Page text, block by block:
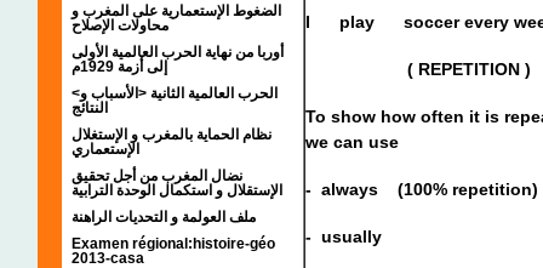
الضغوط الإستعمارية على المغرب و
محاولات الإصلاح
أوربا من نهاية الحرب العالمية الأولى
إلى أزمة 1929م
<الحرب العالمية الثانية <الأسباب و
النتائج
نظام الحماية بالمغرب و الإستغلال
الإستعماري
نضال المغرب من أجل تحقيق
الإستقلال و استكمال الوحدة الترابية
ملف العولمة و التحديات الراهنة
Examen régional:histoire-géo
2013-casa
I play soccer every
( REPETITION )
To show how often it is
we can use
- always (100% repetition)
- usually